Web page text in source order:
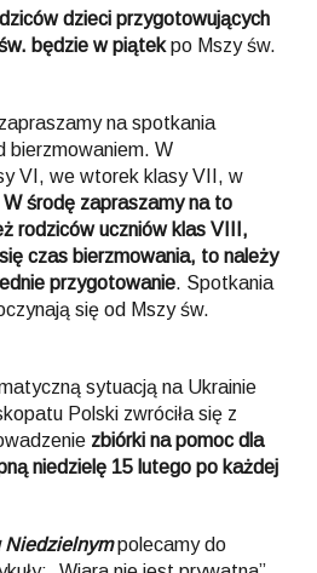
dzieci przygotowujących
będzie w piątekpo Mszy św.
na spotkania
bierzmowaniem. W
VI, we wtorek klasy VII, w
W środę zapraszamy na to
rodziców uczniów klas VIII,
czas bierzmowania, to należy
przygotowanie. Spotkania
się od Mszy św.
sytuacją na Ukrainie
Polski zwróciła się z
zbiórki na pomoc dla
niedzielę 15 lutego po każdej
Niedzielnympolecamy do